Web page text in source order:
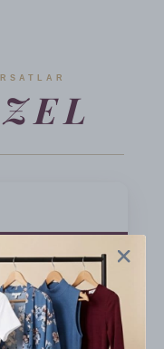
★ En Popüler
En Avantajlı